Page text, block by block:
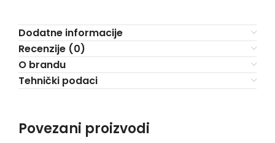
Dodatne informacije
Recenzije (0)
O brandu
Tehnički podaci
Povezani proizvodi